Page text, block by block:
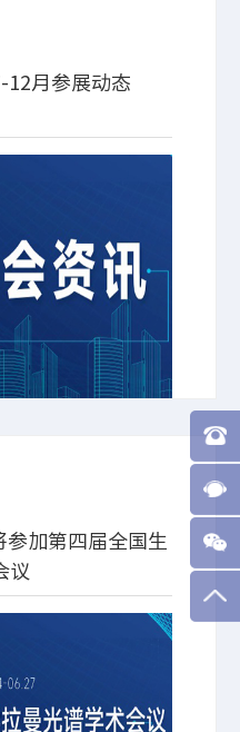
12月参展动态
业精彩展会！卓立汉光
参加第四届全国生
议
谱学术会议”于2026年
决方案参会。期待与您